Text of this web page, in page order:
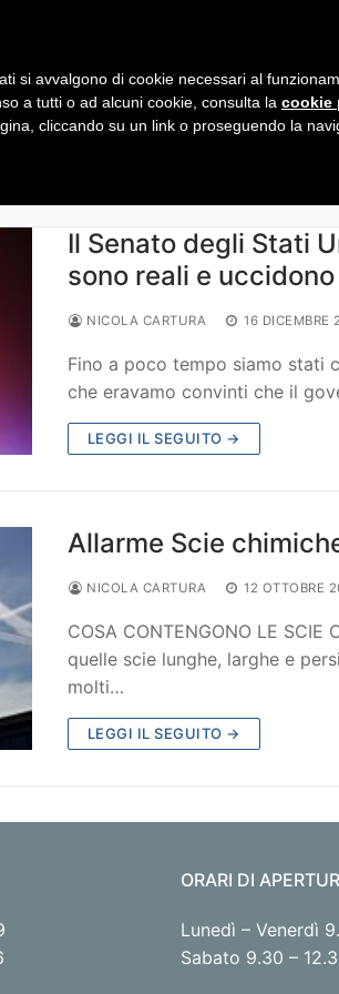
Il Senato degli Stati
sono reali e
NICOLA CARTURA 16 DICEMBRE
Fino a poco tempo siamo stati
che eravamo convinti che il
LEGGI IL SEGUITO →
Allarme Scie
NICOLA CARTURA 12 OTTOBRE
COSA CONTENGONO LE SCIE
quelle scie lunghe, larghe e
molti…
LEGGI IL SEGUITO →
ORARI DI
Lunedì – Venerdì
Sabato 9.30 –
si avvalgono di cookie necessari al
a tutti o ad alcuni cookie, consulta la cookie
cliccando su un link o proseguendo la